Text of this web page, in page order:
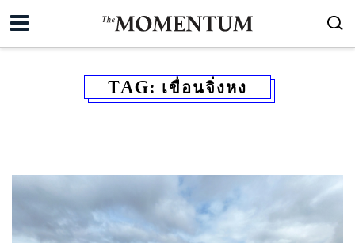
TAG: เขื่อนจิ่งหง